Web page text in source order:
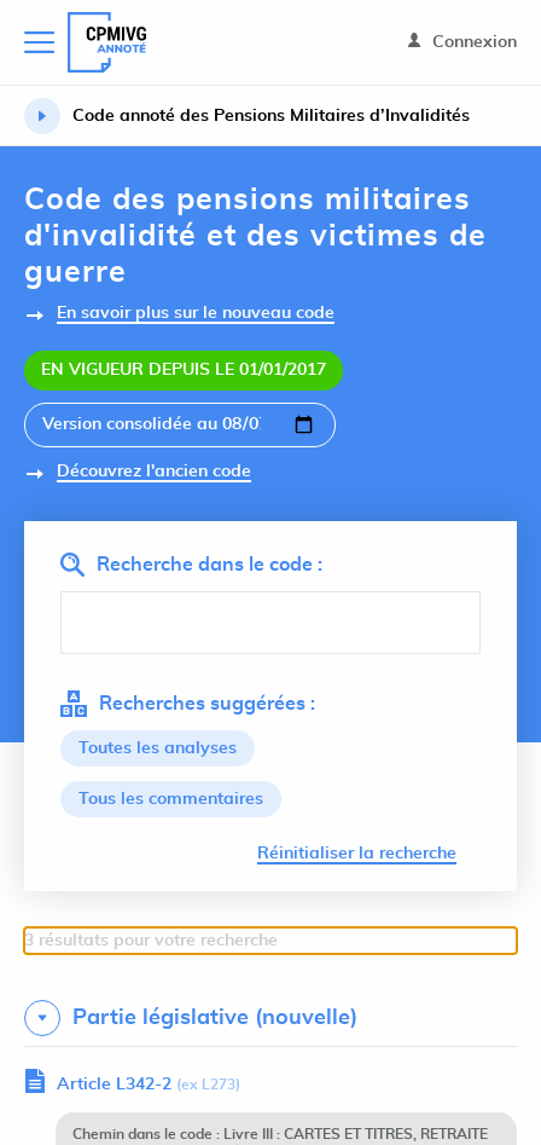
Connexion
Code annoté des Pensions Militaires d’Invalidités
Code des pensions militaires
d'invalidité et des victimes de
guerre
En savoir plus sur le nouveau code
EN VIGUEUR DEPUIS LE 01/01/2017
Découvrez l'ancien code
Recherche dans le code :
Recherches suggérées :
Toutes les analyses
Tous les commentaires
Réinitialiser la recherche
3 résultats pour votre recherche
Partie législative (nouvelle)
Article L342-2 (ex L273)
Chemin dans le code : Livre III : CARTES ET TITRES, RETRAITE